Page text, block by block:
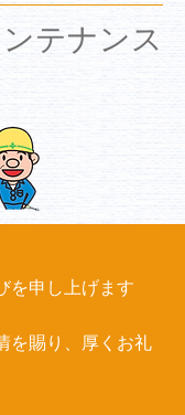
テナンス
を申し上げます
を賜り、厚くお礼